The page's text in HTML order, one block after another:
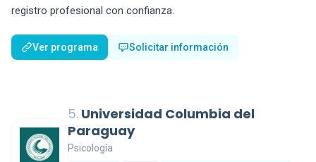
registro profesional con confianza.
Ver programa Solicitar información
5. Universidad Columbia del
Paraguay
Psicología